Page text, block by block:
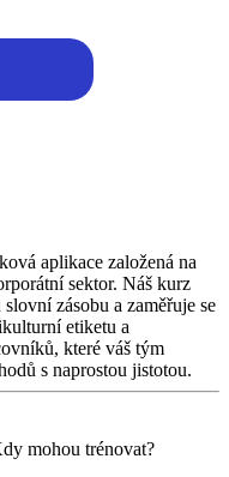
aplikace založená na
sektor. Náš kurz
zásobu a zaměřuje se
etiketu a
které váš tým
s naprostou jistotou.
mohou trénovat?